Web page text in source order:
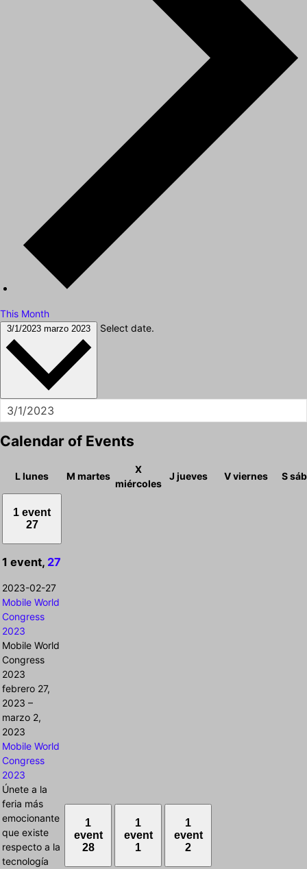
This Month
3/1/2023 marzo 2023 Select date.
Calendar of Events
Llunes M martes
X
miércoles
J jueves Vviernes S
1 event
27
1 event, 27
2023-02-27
Mobile World
Congress
2023
Mobile World
Congress
2023
febrero 27,
2023 –
marzo 2,
2023
Mobile World
Congress
2023
Únete a la
feria más
emocionante
que existe
respecto a la
tecnología
1
event
28
1
event
1
1
event
2